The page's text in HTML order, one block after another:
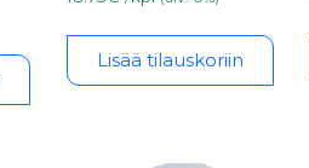
Lisää tilauskoriin